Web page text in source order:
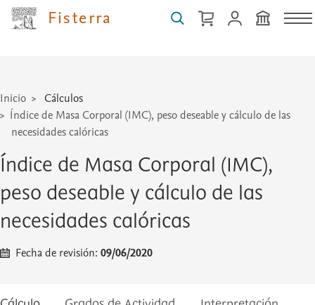
Fisterra
Inicio
Cálculos
Índice de Masa Corporal (IMC), peso deseable y cálculo de las
necesidades calóricas
Índice de Masa Corporal (IMC),
peso deseable y cálculo de las
necesidades calóricas
Fecha de revisión:09/06/2020